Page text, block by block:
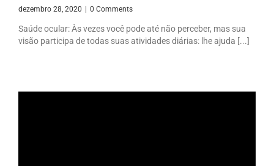
dezembro 28, 2020 0 Comments
Saúde ocular: Às vezes você pode até não perceber, mas sua
visão participa de todas suas atividades diárias: lhe ajuda [...]